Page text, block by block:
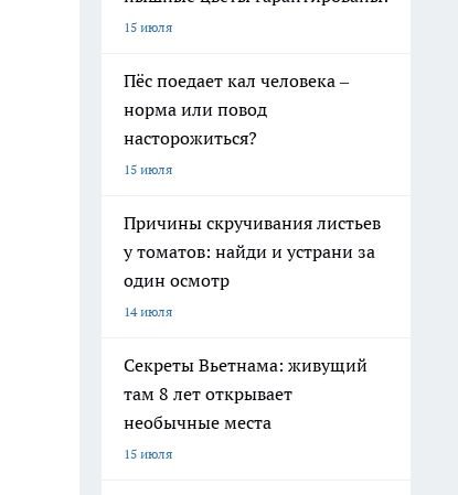
15 июля
Пёс поедает кал человека –
норма или повод
насторожиться?
15 июля
Причины скручивания листьев
у томатов: найди и устрани за
один осмотр
14 июля
Секреты Вьетнама: живущий
там 8 лет открывает
необычные места
15 июля